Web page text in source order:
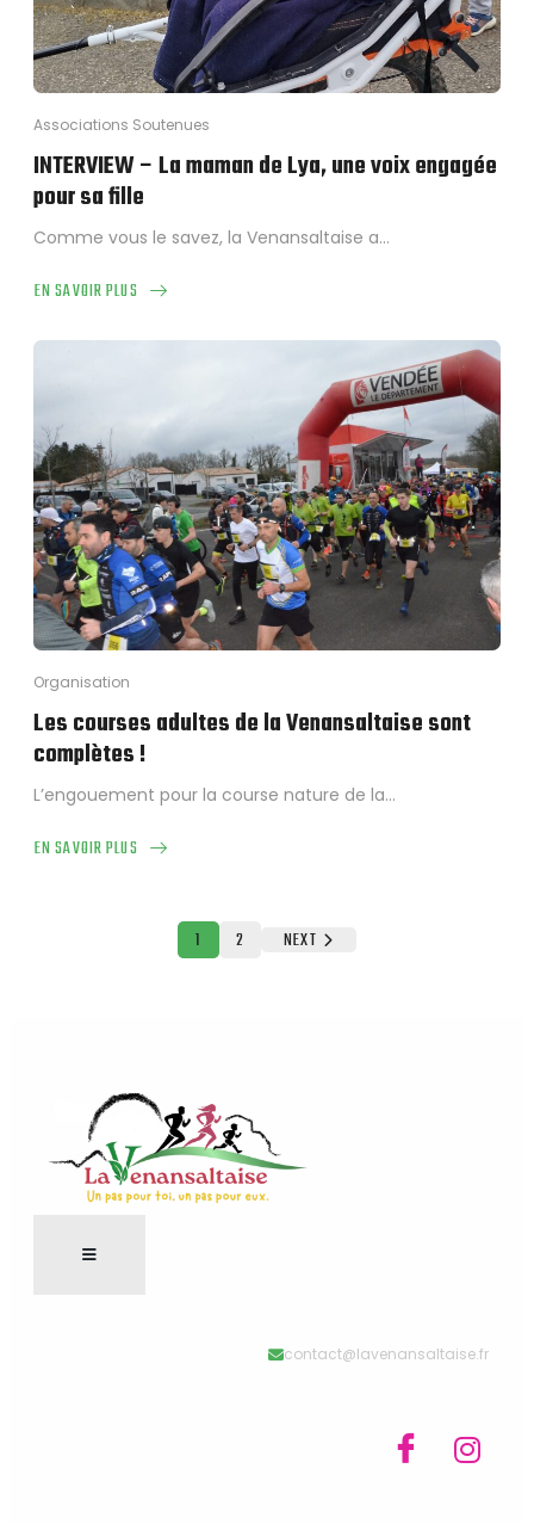
Associations Soutenues
INTERVIEW – La maman de Lya, une voix engagée
pour sa fille
Comme vous le savez, la Venansaltaise a…
EN SAVOIR PLUS
ABOUT
–
LYA,
UNE
VOIX
ENGAGÉE
POUR
SA
FILLE
Organisation
Les courses adultes de la Venansaltaise sont
complètes !
L’engouement pour la course nature de la…
EN SAVOIR PLUS
ABOUT
1 2 NEXT
contact@lavenansaltaise.fr